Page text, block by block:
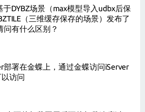
于DYBZ场景（max模型导入udbx后保
（三维缓存保存的场景）发布了
问有什么区别？
部署在金蝶上，通过金蝶访问iServer
访问